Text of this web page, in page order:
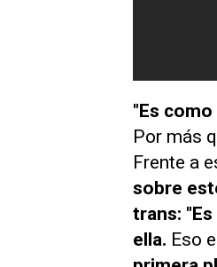
"Es
Por más
Frente a
sobre
trans:
ella. Eso